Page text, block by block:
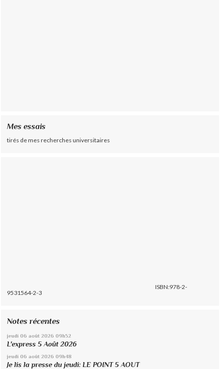
Mes essais
tirés de mes recherches universitaires
ISBN:978-2-
9531564-2-3
Notes récentes
jeudi 06 août 2026 09h52
L'express 5 Août 2026
jeudi 06 août 2026 09h48
Je lis la presse du jeudi: LE POINT 5 AOUT